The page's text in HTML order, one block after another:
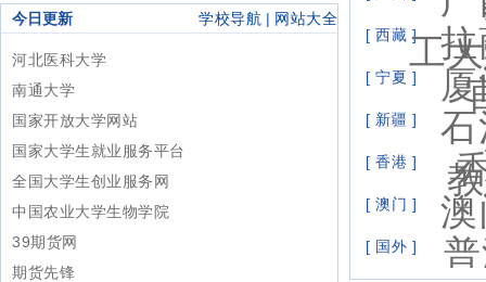
学校导航 | 网站大全
今日更新
河北医科大学
南通大学
国家开放大学网站
国家大学生就业服务平台
全国大学生创业服务网
中国农业大学生物学院
39期货网
期货先锋
工
[ 西藏 ]
[ 宁夏 ]
[ 新疆 ]
[ 香港 ]
[ 澳门 ]
[ 国外 ]